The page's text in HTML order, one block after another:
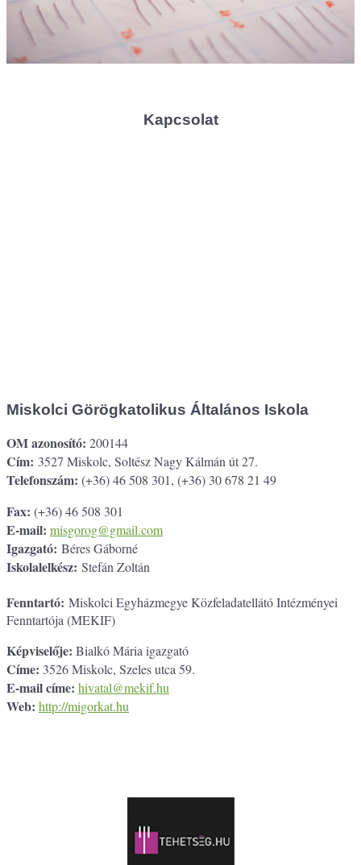
Kapcsolat
Miskolci Görögkatolikus Általános Iskola
OM azonosító: 200144
Cím: 3527 Miskolc, Soltész Nagy Kálmán út 27.
Telefonszám: (+36) 46 508 301, (+36) 30 678 21 49
Fax: (+36) 46 508 301
E-mail: misgorog@gmail.com
Igazgató: Béres Gáborné
Iskolalelkész: Stefán Zoltán
Fenntartó: Miskolci Egyházmegye Közfeladatellátó Intézményei
Fenntartója (MEKIF)
Képviselője: Bialkó Mária igazgató
Címe: 3526 Miskolc, Szeles utca 59.
E-mail címe: hivatal@mekif.hu
Web: http://migorkat.hu